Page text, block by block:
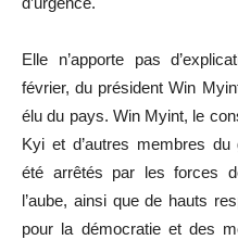
Elle n’apporte pas
février, du président Win
élu du pays. Win Myint, le
Kyi et d’autres membres
été arrêtés par les forces
l’aube, ainsi que de hauts
pour la démocratie et des